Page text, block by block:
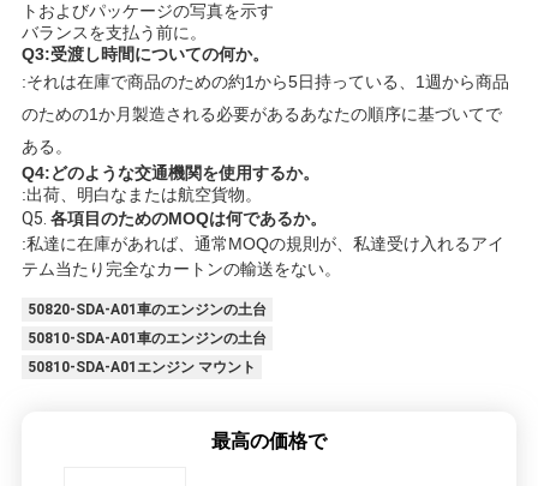
シ
ー
トおよびパッケージの写真を示す
バランスを支払う前に。
Q3:受渡し時間についての何か。
:それは在庫で商品のための約1から5日持っている、1週から商品
のための1か月製造される必要があるあなたの順序に基づいてで
ある。
Q4:どのような交通機関を使用するか。
:出荷、明白なまたは航空貨物。
Q5. 各項目のためのMOQは何であるか。
:私達に在庫があれば、通常MOQの規則が、私達受け入れるアイ
テム当たり完全なカートンの輸送をない。
50820-SDA-A01車のエンジンの土台
50810-SDA-A01車のエンジンの土台
50810-SDA-A01エンジン マウント
最高の価格で